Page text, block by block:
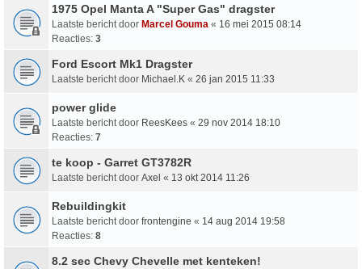
1975 Opel Manta A "Super Gas" dragster
Laatste bericht door Marcel Gouma « 16 mei 2015 08:14
Reacties: 3
Ford Escort Mk1 Dragster
Laatste bericht door Michael.K « 26 jan 2015 11:33
power glide
Laatste bericht door ReesKees « 29 nov 2014 18:10
Reacties: 7
te koop - Garret GT3782R
Laatste bericht door Axel « 13 okt 2014 11:26
Rebuildingkit
Laatste bericht door frontengine « 14 aug 2014 19:58
Reacties: 8
8.2 sec Chevy Chevelle met kenteken!